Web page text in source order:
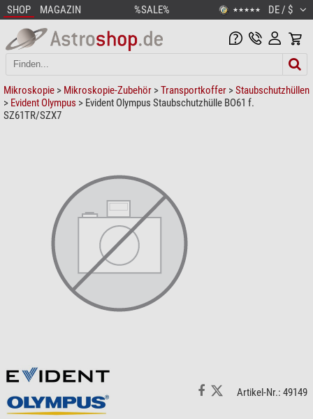
SHOP MAGAZIN %SALE% ★★★★★ DE / $
Mikroskopie > Mikroskopie-Zubehör >Transportkoffer >Staubschutzhüllen
> Evident Olympus > Evident Olympus Staubschutzhülle BO61 f.
SZ61TR/SZX7
Artikel-Nr.: 49149